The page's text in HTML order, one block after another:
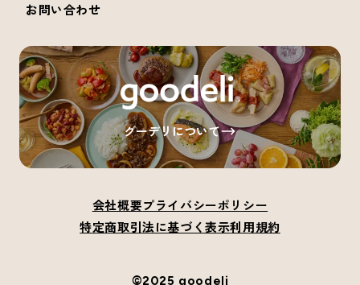
お問い合わせ
グーデリについて
会社概要プライバシーポリシー
特定商取引法に基づく表示利用規約
©2025 goodeli